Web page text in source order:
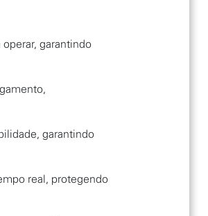
garantindo
garantindo
real, protegendo